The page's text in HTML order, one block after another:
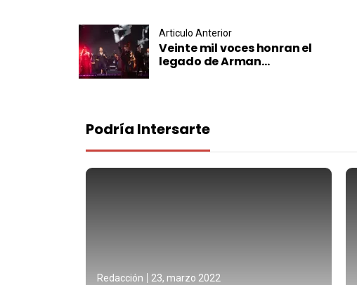
Post navigation
Articulo Anterior
Veinte mil voces honran el
legado de Arman...
Podría Intersarte
Redacción 23, marzo 2022